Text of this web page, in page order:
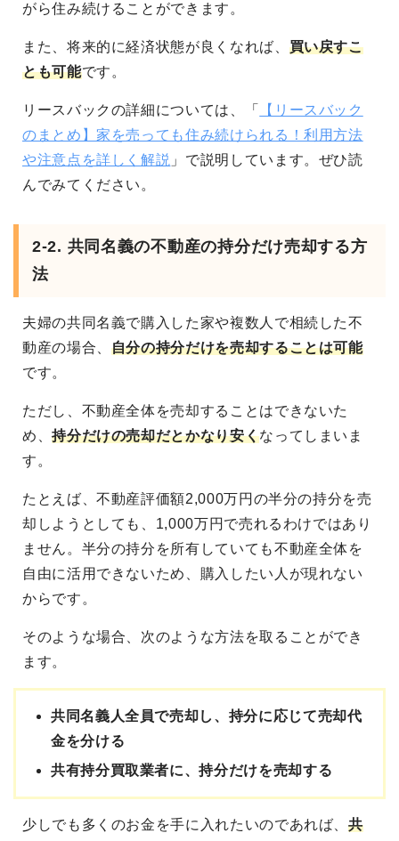
がら住み続けることができます。
また、将来的に経済状態が良くなれば、 買い戻すこ
とも可能です。
リースバックの詳細については、「
【リースバック
のまとめ】家を売っても住み続けられる！利用方法
や注意点を詳しく解説 」で説明しています。ぜひ読
んでみてください。
2-2. 共同名義の不動産の持分だけ売却する方
法
夫婦の共同名義で購入した家や複数人で相続した不
動産の場合、 自分の持分だけを売却することは可能
です。
ただし、不動産全体を売却することはできないた
め、持分だけの売却だとかなり安くなってしまいま
す。
たとえば、不動産評価額2,000万円の半分の持分を売
却しようとしても、1,000万円で売れるわけではあり
ません。半分の持分を所有していても不動産全体を
自由に活用できないため、購入したい人が現れない
からです。
そのような場合、次のような方法を取ることができ
ます。
共同名義人全員で売却し、持分に応じて売却代
金を分ける
共有持分買取業者に、持分だけを売却する
少しでも多くのお金を手に入れたいのであれば、共